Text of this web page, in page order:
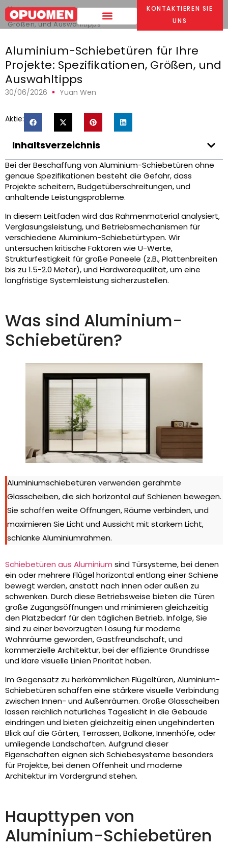
KONTAKTIEREN SIE
UNS
Heim >
Aluminium-Schiebetüren für Ihre Projekte: Spezifikationen,
Größen, und Auswahltipps
Aluminium-Schiebetüren für Ihre
Projekte: Spezifikationen, Größen, und
Auswahltipps
30/06/2026 Yuan Wen
Aktie:
Inhaltsverzeichnis
Bei der Beschaffung von Aluminium-Schiebetüren ohne
genaue Spezifikationen besteht die Gefahr, dass
Projekte scheitern, Budgetüberschreitungen, und
anhaltende Leistungsprobleme.
In diesem Leitfaden wird das Rahmenmaterial analysiert,
Verglasungsleistung, und Betriebsmechanismen für
verschiedene Aluminium-Schiebetürtypen. Wir
untersuchen kritische Faktoren wie U-Werte,
Strukturfestigkeit für große Paneele (z.B., Plattenbreiten
bis zu 1.5-2.0 Meter), und Hardwarequalität, um eine
langfristige Systemleistung sicherzustellen.
Was sind Aluminium-
Schiebetüren?
Aluminiumschiebetüren verwenden gerahmte
Glasscheiben, die sich horizontal auf Schienen bewegen.
Sie schaffen weite Öffnungen, Räume verbinden, und
maximieren Sie Licht und Aussicht mit starkem Licht,
schlanke Aluminiumrahmen.
Schiebetüren aus Aluminium sind Türsysteme, bei denen
ein oder mehrere Flügel horizontal entlang einer Schiene
bewegt werden, anstatt nach innen oder außen zu
schwenken. Durch diese Betriebsweise bieten die Türen
große Zugangsöffnungen und minimieren gleichzeitig
den Platzbedarf für den täglichen Betrieb. Infolge, Sie
sind zu einer bevorzugten Lösung für moderne
Wohnräume geworden, Gastfreundschaft, und
kommerzielle Architektur, bei der effiziente Grundrisse
und klare visuelle Linien Priorität haben.
Im Gegensatz zu herkömmlichen Flügeltüren, Aluminium-
Schiebetüren schaffen eine stärkere visuelle Verbindung
zwischen Innen- und Außenräumen. Große Glasscheiben
lassen reichlich natürliches Tageslicht in die Gebäude
eindringen und bieten gleichzeitig einen ungehinderten
Blick auf die Gärten, Terrassen, Balkone, Innenhöfe, oder
umliegende Landschaften. Aufgrund dieser
Eigenschaften eignen sich Schiebesysteme besonders
für Projekte, bei denen Offenheit und moderne
Architektur im Vordergrund stehen.
Haupttypen von
Aluminium-Schiebetüren